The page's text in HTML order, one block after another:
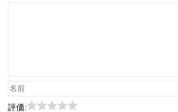
評価: